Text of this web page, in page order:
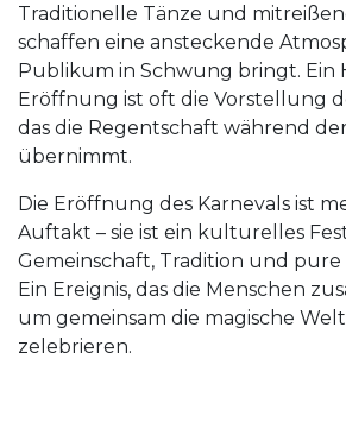
Traditionelle Tänze und
schaffen eine ansteckende
Publikum in Schwung bringt. Ein
Eröffnung ist oft die Vorstellung
das die Regentschaft während
übernimmt.
Die Eröffnung des Karnevals ist
Auftakt – sie ist ein kulturelles
Gemeinschaft, Tradition und
Ein Ereignis, das die Menschen
um gemeinsam die magische
zelebrieren.